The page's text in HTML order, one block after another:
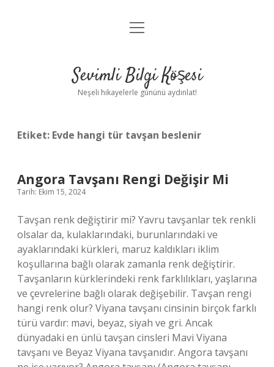
Anasayfa
Yasal Uyarı
menüyü
Sevimli Bilgi Köşesi
Neşeli hikayelerle gününü aydınlat!
Etiket: Evde hangi tür tavşan beslenir
Angora Tavşanı Rengi Değişir Mi
Tarih: Ekim 15, 2024
Tavşan renk değiştirir mi? Yavru tavşanlar tek renkli
olsalar da, kulaklarındaki, burunlarındaki ve
ayaklarındaki kürkleri, maruz kaldıkları iklim
koşullarına bağlı olarak zamanla renk değiştirir.
Tavşanların kürklerindeki renk farklılıkları, yaşlarına
ve çevrelerine bağlı olarak değişebilir. Tavşan rengi
hangi renk olur? Viyana tavşanı cinsinin birçok farklı
türü vardır: mavi, beyaz, siyah ve gri. Ancak
dünyadaki en ünlü tavşan cinsleri Mavi Viyana
tavşanı ve Beyaz Viyana tavşanıdır. Angora tavşanı